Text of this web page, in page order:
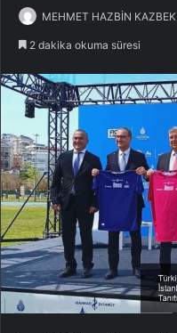
MEHMET HAZBİN KAZBEK
2 dakika okuma süresi